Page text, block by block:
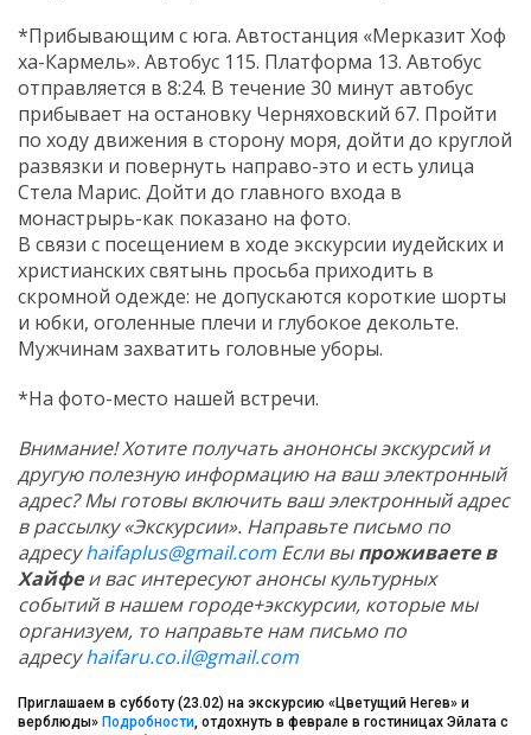
*Прибывающим с юга. Автостанция «Мерказит Хоф
ха-Кармель». Автобус 115. Платформа 13. Автобус
отправляется в 8:24. В течение 30 минут автобус
прибывает на остановку Черняховский 67. Пройти
по ходу движения в сторону моря, дойти до круглой
развязки и повернуть направо-это и есть улица
Стела Марис. Дойти до главного входа в
монастрырь-как показано на фото.
В связи с посещением в ходе экскурсии иудейских и
христианских святынь просьба приходить в
скромной одежде: не допускаются короткие шорты
и юбки, оголенные плечи и глубокое декольте.
Мужчинам захватить головные уборы.
*На фото-место нашей встречи.
Внимание! Хотите получать анононсы экскурсий и
другую полезную информацию на ваш электронный
адрес? Мы готовы включить ваш электронный адрес
в рассылку «Экскурсии». Направьте письмо по
адресуhaifaplus@gmail.com Если выпроживаете в
Хайфеи вас интересуют анонсы культурных
событий в нашем городе+экскурсии, которые мы
организуем, то направьте нам письмо по
адресуhaifaru.co.il@gmail.com
Приглашаем в субботу (23.02) на экскурсию «Цветущий Негев» и
верблюды» Подробности , отдохнуть в феврале в гостиницах Эйлата с